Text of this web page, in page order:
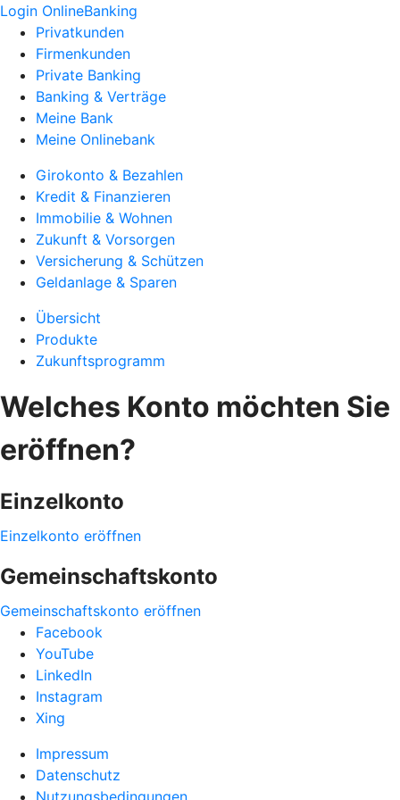
Login OnlineBanking
Privatkunden
Firmenkunden
Private Banking
Banking & Verträge
Meine Bank
Meine Onlinebank
Girokonto & Bezahlen
Kredit & Finanzieren
Immobilie & Wohnen
Zukunft & Vorsorgen
Versicherung & Schützen
Geldanlage & Sparen
Übersicht
Produkte
Zukunftsprogramm
Welches Konto möchten Sie
eröffnen?
Einzelkonto
Einzelkonto eröffnen
Gemeinschaftskonto
Gemeinschaftskonto eröffnen
Facebook
YouTube
LinkedIn
Instagram
Xing
Impressum
Datenschutz
Nutzungsbedingungen